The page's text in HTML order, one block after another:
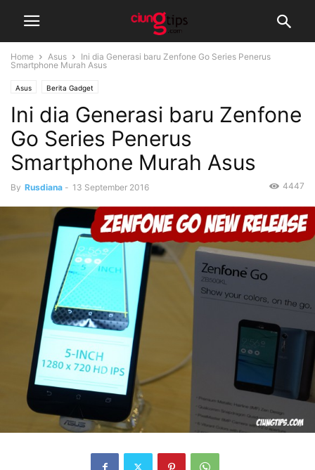
Home Asus
Ini dia Generasi baru Zenfone Go Series Penerus
Smartphone Murah Asus
Asus Berita Gadget
Ini dia Generasi baru Zenfone
Go Series Penerus
Smartphone Murah Asus
By Rusdiana - 13 September 2016 4447